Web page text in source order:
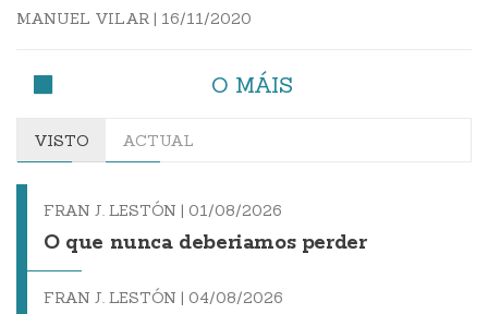
MANUEL VILAR | 16/11/2020
O MÁIS
VISTO ACTUAL
FRAN J. LESTÓN | 01/08/2026
O que nunca deberiamos perder
FRAN J. LESTÓN | 04/08/2026